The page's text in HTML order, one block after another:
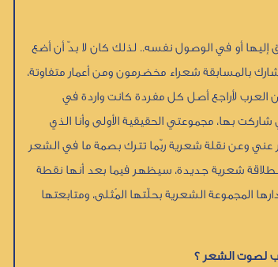
إليها أو في الوصول نفسه.. لذلك كان لا بدّ أن أضع
بالمسابقة شعراء مخضرمون ومن أعمار متفاوتة،
لأراجع أصل كل مفردة كانت واردة في
بها، مجموعتي الحقيقية الأولى وأنا الذي
وعن نقلة شعرية ربّما تترك بصمة ما في الشعر
شعرية جديدة، سيظهر فيما بعد أنها نقطة
المجموعة الشعرية بحلّتها المُثلى، ومتابعتها
لصوت الشعر ؟